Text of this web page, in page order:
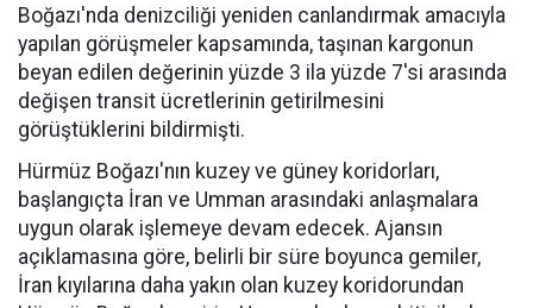
Boğazı'nda denizciliği yeniden canlandırmak amacıyla
yapılan görüşmeler kapsamında, taşınan kargonun
beyan edilen değerinin yüzde 3 ila yüzde 7'si arasında
değişen transit ücretlerinin getirilmesini
görüştüklerini bildirmişti.
Hürmüz Boğazı'nın kuzey ve güney koridorları,
başlangıçta İran ve Umman arasındaki anlaşmalara
uygun olarak işlemeye devam edecek. Ajansın
açıklamasına göre, belirli bir süre boyunca gemiler,
İran kıyılarına daha yakın olan kuzey koridorundan